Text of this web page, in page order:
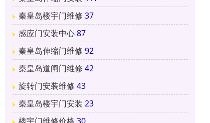
秦皇岛楼宇门维修 37
感应门安装中心87
秦皇岛伸缩门维修 92
秦皇岛道闸门维修 42
旋转门安装维修 43
秦皇岛楼宇门安装 23